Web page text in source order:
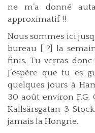
ne m’a donné
approximatif !!
Nous sommes ici
bureau [ ?] la
finis. Tu verras donc
J’espère que tu es
quelques jours à
30 août environ F.G.
Kallsärsgatan 3
jamais la Hongrie.